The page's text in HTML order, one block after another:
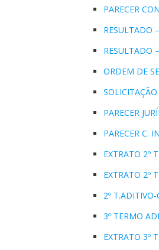
PARECER
RESULTADO
RESULTADO
ORDEM DE
PARECER
PARECER C.
EXTRATO 2º
EXTRATO 2º
2º
3º TERMO
EXTRATO 3º